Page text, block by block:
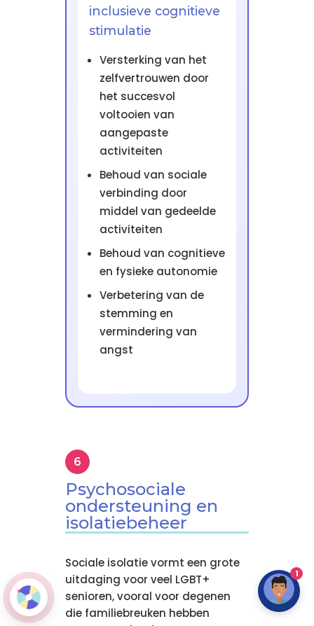
inclusieve cognitieve
stimulatie
Versterking van het
zelfvertrouwen door
het succesvol
voltooien van
aangepaste
activiteiten
Behoud van sociale
verbinding door
middel van gedeelde
activiteiten
Behoud van cognitieve
en fysieke autonomie
Verbetering van de
stemming en
vermindering van
angst
Psychosociale
ondersteuning en
isolatiebeheer
Sociale isolatie vormt een grote
uitdaging voor veel LGBT+
senioren, vooral voor degenen
die familiebreuken hebben
1